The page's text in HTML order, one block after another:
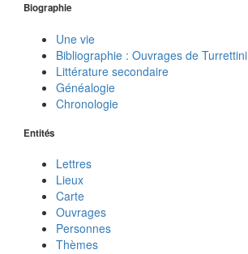
Biographie
Une vie
Bibliographie : Ouvrages de Turrettini
Littérature secondaire
Généalogie
Chronologie
Entités
Lettres
Lieux
Carte
Ouvrages
Personnes
Thèmes